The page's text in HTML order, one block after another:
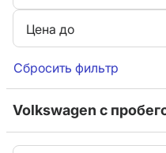
Цена до
Сбросить фильтр
Volkswagen с